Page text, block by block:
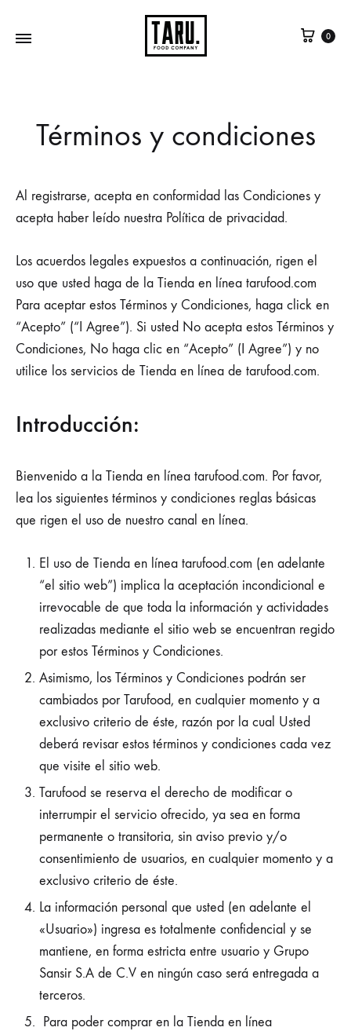
0
Términos y condiciones
Al registrarse, acepta en conformidad las Condiciones y
acepta haber leído nuestra Política de privacidad.
Los acuerdos legales expuestos a continuación, rigen el
uso que usted haga de la Tienda en línea tarufood.com
Para aceptar estos Términos y Condiciones, haga click en
“Acepto” (“I Agree”). Si usted No acepta estos Términos y
Condiciones, No haga clic en “Acepto” (I Agree”) y no
utilice los servicios de Tienda en línea de tarufood.com.
Introducción:
Bienvenido a la Tienda en línea tarufood.com. Por favor,
lea los siguientes términos y condiciones reglas básicas
que rigen el uso de nuestro canal en línea.
El uso de Tienda en línea tarufood.com (en adelante
“el sitio web”) implica la aceptación incondicional e
irrevocable de que toda la información y actividades
realizadas mediante el sitio web se encuentran regido
por estos Términos y Condiciones.
Asimismo, los Términos y Condiciones podrán ser
cambiados por Tarufood, en cualquier momento y a
exclusivo criterio de éste, razón por la cual Usted
deberá revisar estos términos y condiciones cada vez
que visite el sitio web.
Tarufood se reserva el derecho de modificar o
interrumpir el servicio ofrecido, ya sea en forma
permanente o transitoria, sin aviso previo y/o
consentimiento de usuarios, en cualquier momento y a
exclusivo criterio de éste.
La información personal que usted (en adelante el
«Usuario») ingresa es totalmente confidencial y se
mantiene, en forma estricta entre usuario y Grupo
Sansir S.A de C.V en ningún caso será entregada a
terceros.
Para poder comprar en la Tienda en línea